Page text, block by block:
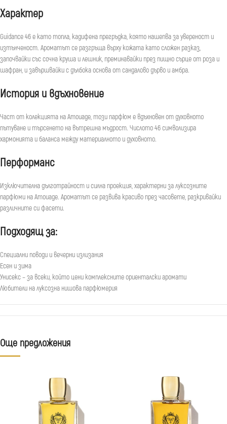
Характер
Guidance 46 е като топла, кадифена прегръдка, която нашепва за увереност и
изтънченост. Ароматът се разгръща върху кожата като сложен разказ,
започвайки със сочна круша и лешник, преминавайки през пищно сърце от роза и
шафран, и завършвайки с дълбока основа от сандалово дърво и амбра.
История и вдъхновение
Част от колекцията на Amouage, този парфюм е вдъхновен от духовното
пътуване и търсенето на вътрешна мъдрост. Числото 46 символизира
хармонията и баланса между материалното и духовното.
Перформанс
Изключителна дълготрайност и силна проекция, характерни за луксозните
парфюми на Amouage. Ароматът се развива красиво през часовете, разкривайки
различните си фасети.
Подходящ за:
Специални поводи и вечерни излизания
Есен и зима
Унисекс – за всеки, който цени комплексните ориенталски аромати
Любители на луксозна нишова парфюмерия
Още предложения